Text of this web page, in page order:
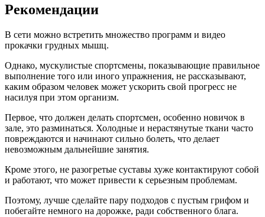
Рекомендации
В сети можно встретить множество программ и видео
прокачки грудных мышц.
Однако, мускулистые спортсмены, показывающие правильное
выполнение того или иного упражнения, не рассказывают,
каким образом человек может ускорить свой прогресс не
насилуя при этом организм.
Первое, что должен делать спортсмен, особенно новичок в
зале, это разминаться. Холодные и нерастянутые ткани часто
повреждаются и начинают сильно болеть, что делает
невозможным дальнейшие занятия.
Кроме этого, не разогретые суставы хуже контактируют собой
и работают, что может привести к серьезным проблемам.
Поэтому, лучше сделайте пару подходов с пустым грифом и
побегайте немного на дорожке, ради собственного блага.